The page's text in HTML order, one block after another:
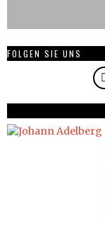
FOLGEN SIE UNS